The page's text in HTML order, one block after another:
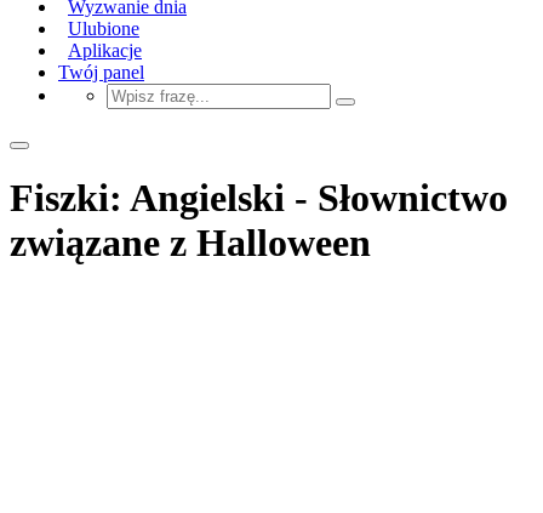
Wyzwanie dnia
Ulubione
Aplikacje
Twój panel
Fiszki: Angielski - Słownictwo
związane z Halloween